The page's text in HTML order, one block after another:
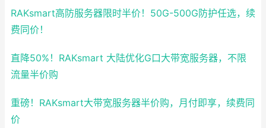
RAKsmart高防服务器限时半价！50G-500G防护任选，续
费同价！
直降50%！RAKsmart 大陆优化G口大带宽服务器，不限
流量半价购
重磅！RAKsmart大带宽服务器半价购，月付即享，续费同
价